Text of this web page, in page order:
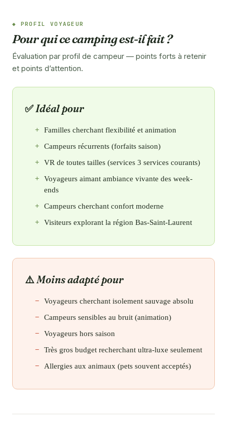
PROFIL VOYAGEUR
Pour qui ce camping est-il fait ?
Évaluation par profil de campeur — points forts à retenir
et points d’attention.
Idéal pour
Familles cherchant flexibilité et animation
Campeurs récurrents (forfaits saison)
VR de toutes tailles (services 3 services courants)
Voyageurs aimant ambiance vivante des week-
ends
Campeurs cherchant confort moderne
Visiteurs explorant la région Bas-Saint-Laurent
Moins adapté pour
Voyageurs cherchant isolement sauvage absolu
Campeurs sensibles au bruit (animation)
Voyageurs hors saison
Très gros budget recherchant ultra-luxe seulement
Allergies aux animaux (pets souvent acceptés)